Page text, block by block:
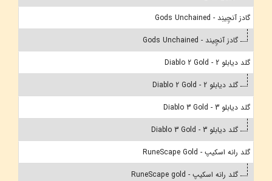
گادز آنچِینِد - Gods Unchained
گادز آنچِیند - Gods Unchained
گلد دیابلو 2 - Diablo 2 Gold
گلد دیابلو 2 - Diablo 2 Gold
گلد دیابلو 3 - Diablo 3 Gold
گلد دیابلو 3 - Diablo 3 Gold
گلد رانه اسکیپ - RuneScape Gold
گلد رانه اسکیپ - RuneScape gold